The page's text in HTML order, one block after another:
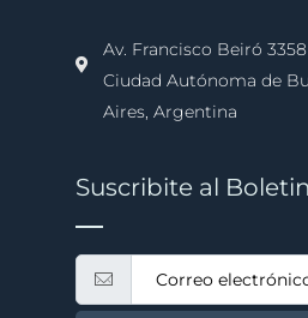
Av. Francisco Beiró 3358
Ciudad Autónoma de
Aires, Argentina
Suscribite al